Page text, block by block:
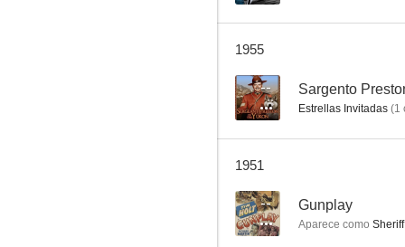
1955
-- Sargento
Estrellas Invitadas (1
1951
-- Gunplay
Aparece como